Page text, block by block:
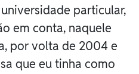
particular,
em conta, naquele
por volta de 2004 e
que eu tinha como